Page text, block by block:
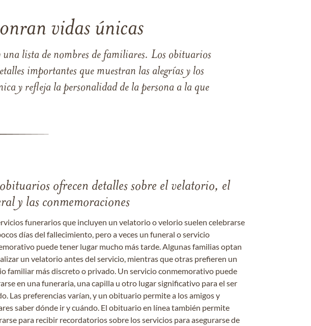
vidas únicas
lista de nombres de familiares. Los obituarios
importantes que muestran las alegrías y los
y refleja la personalidad de la persona a la que
ofrecen detalles sobre el velatorio, el
y las conmemoraciones
funerarios que incluyen un velatorio o velorio suelen celebrarse
días del fallecimiento, pero a veces un funeral o servicio
puede tener lugar mucho más tarde. Algunas familias optan
un velatorio antes del servicio, mientras que otras prefieren un
familiar más discreto o privado. Un servicio conmemorativo puede
en una funeraria, una capilla u otro lugar significativo para el ser
Las preferencias varían, y un obituario permite a los amigos y
saber dónde ir y cuándo. El obituario en línea también permite
para recibir recordatorios sobre los servicios para asegurarse de